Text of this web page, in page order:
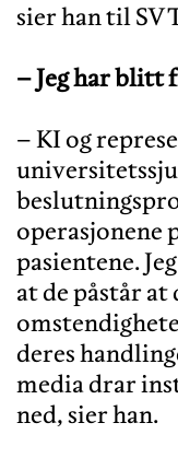
sier han til
– Jeg har blitt
– KI og
operasjonene
pasientene.
at de påstår
deres
media drar
ned, sier han.